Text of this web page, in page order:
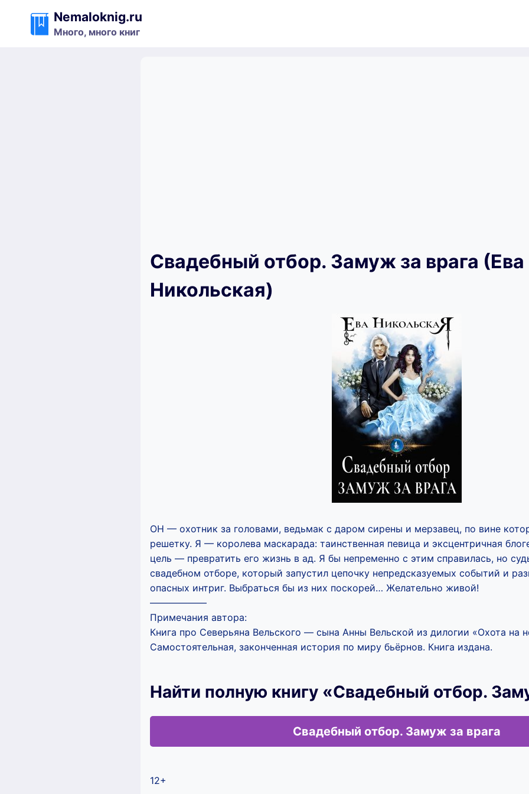
содержимому
Nemaloknig.ru
Много, много книг
Свадебный отбор. Замуж за врага (Ева
Никольская)
ОН — охотник за головами, ведьмак с даром сирены и мерзавец, по вине
решетку. Я — королева маскарада: таинственная певица и эксцентричная
цель — превратить его жизнь в ад. Я бы непременно с этим справилась, но
свадебном отборе, который запустил цепочку непредсказуемых событий и
опасных интриг. Выбраться бы из них поскорей… Желательно живой!
——————
Примечания автора:
Книга про Северьяна Вельского — сына Анны Вельской из дилогии «Охота на
Самостоятельная, законченная история по миру бьёрнов. Книга издана.
Найти полную книгу «Свадебный отбор.
Свадебный отбор. Замуж за врага
12+